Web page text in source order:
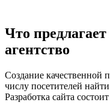
Что
агентство
Создание качественной
числу посетителей
Разработка сайта